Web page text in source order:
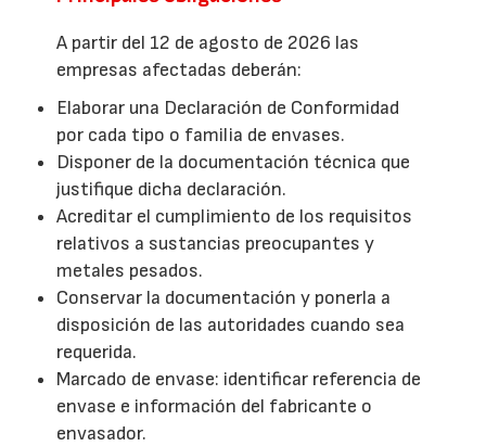
A partir del 12 de agosto de 2026 las
empresas afectadas deberán:
Elaborar una Declaración de Conformidad
por cada tipo o familia de envases.
Disponer de la documentación técnica que
justifique dicha declaración.
Acreditar el cumplimiento de los requisitos
relativos a sustancias preocupantes y
metales pesados.
Conservar la documentación y ponerla a
disposición de las autoridades cuando sea
requerida.
Marcado de envase: identificar referencia de
envase e información del fabricante o
envasador.